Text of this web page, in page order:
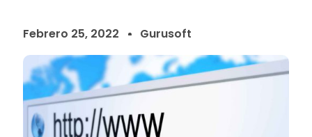
Febrero 25, 2022 Gurusoft